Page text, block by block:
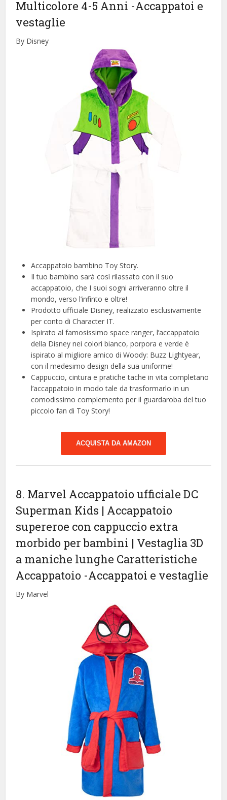
Multicolore 4-5 Anni -Accappatoi e
vestaglie
By Disney
Accappatoio bambino Toy Story.
Il tuo bambino sarà così rilassato con il suo
accappatoio, che I suoi sogni arriveranno oltre il
mondo, verso l’infinto e oltre!
Prodotto ufficiale Disney, realizzato esclusivamente
per conto di Character IT.
Ispirato al famosissimo space ranger, l’accappatoio
della Disney nei colori bianco, porpora e verde è
ispirato al migliore amico di Woody: Buzz Lightyear,
con il medesimo design della sua uniforme!
Cappuccio, cintura e pratiche tache in vita completano
l’accappatoio in modo tale da trasformarlo in un
comodissimo complemento per il guardaroba del tuo
piccolo fan di Toy Story!
ACQUISTA DA AMAZON
8. Marvel Accappatoio ufficiale DC
Superman Kids | Accappatoio
supereroe con cappuccio extra
morbido per bambini | Vestaglia 3D
a maniche lunghe Caratteristiche
Accappatoio -Accappatoi e vestaglie
By Marvel